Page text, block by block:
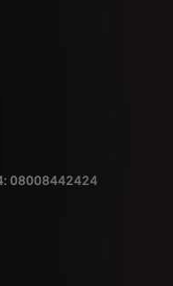
08008442424